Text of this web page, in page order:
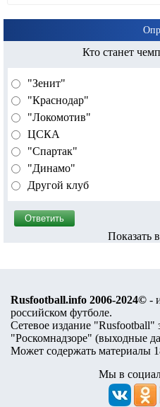
Кто станет
"Зенит"
"Краснодар"
"Локомотив"
ЦСКА
"Спартак"
"Динамо"
Другой клуб
Показать
Rusfootball.info 2006-2024© -
российском футболе.
Сетевое издание "Rusfootball"
"Роскомнадзоре" (выходные
Может содержать материалы
Мы в